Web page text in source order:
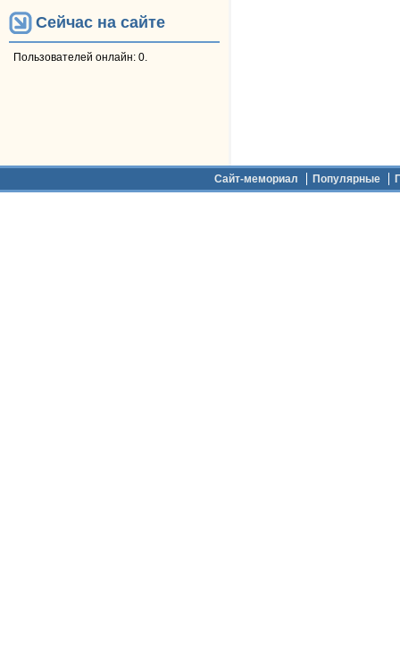
Сейчас на сайте
Пользователей онлайн: 0.
Сайт-мемориал Популярные